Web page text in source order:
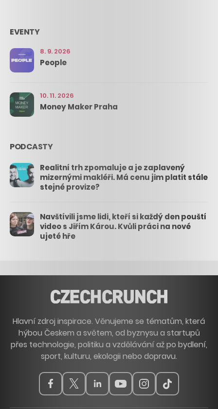
EVENTY
8. 9. 2026
People
10. 11. 2026
Money Maker Praha
PODCASTY
Realitní trh zpomaluje a je zaplavený
mizernými makléři. Má cenu jim platit stále
stejné provize?
Navštívili jsme lidi, kteří si každý den pouští
video s Jiřím Károu. Kvůli práci na nové
ujeté hře
Hlavní zdroj inspirace. Věnujeme se tématům, která
hýbou Českem a světem, od byznysu a startupů
přes technologie, politiku a vzdělávání až po bydlení,
sport, kulturu, ekologii nebo dopravu.